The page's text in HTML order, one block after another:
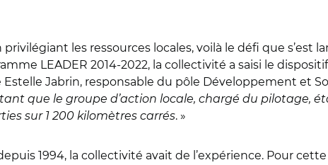
les ressources locales, voilà le défi que s’est
LEADER 2014-2022, la collectivité a saisi le
Estelle Jabrin, responsable du pôle Développement et
que le groupe d’action locale, chargé du pilotage,
sur 1 200 kilomètres carrés. »
1994, la collectivité avait de l’expérience. Pour